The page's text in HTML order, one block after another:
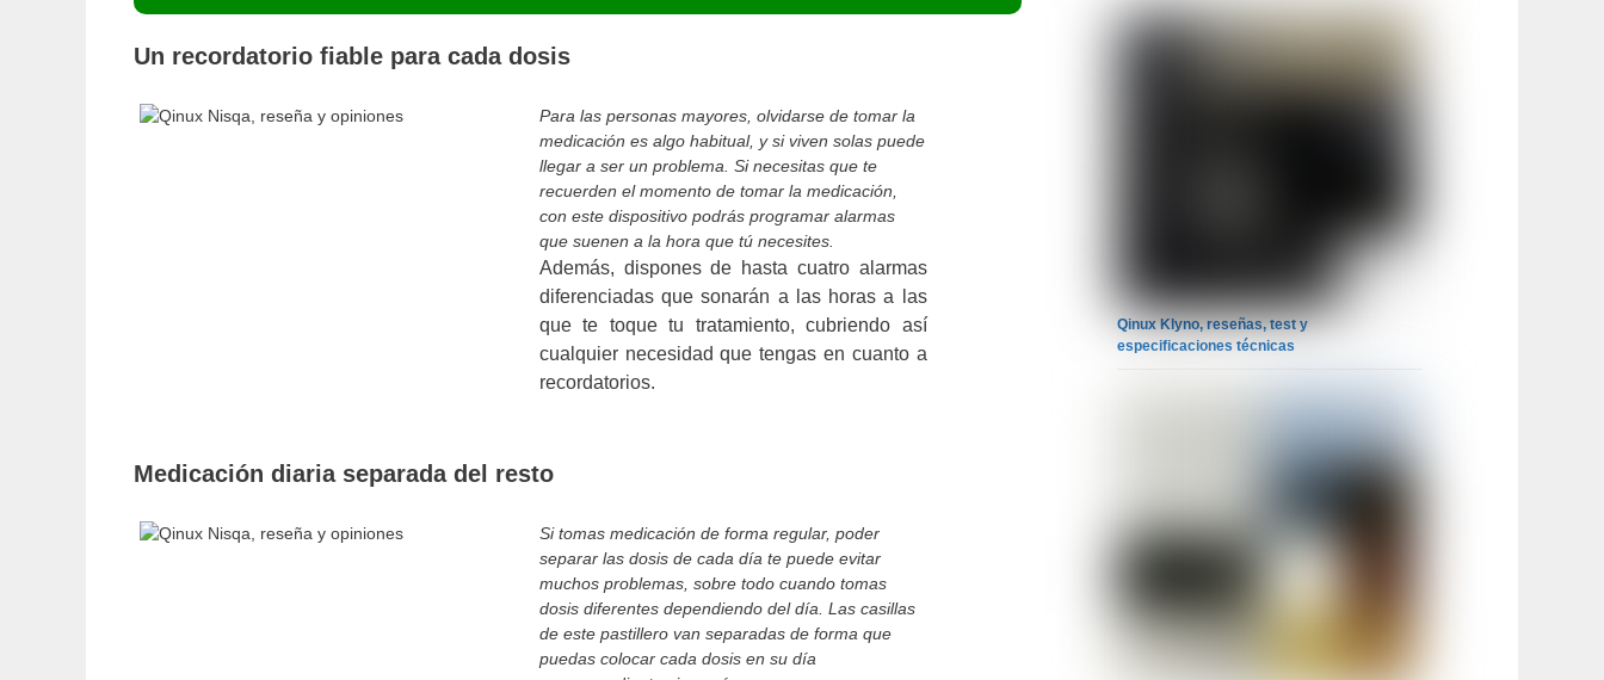
Un recordatorio fiable para cada dosis
Para las personas mayores, olvidarse de tomar la
medicación es algo habitual, y si viven solas puede
llegar a ser un problema. Si necesitas que te
recuerden el momento de tomar la medicación,
con este dispositivo podrás programar alarmas
que suenen a la hora que tú necesites.
Además, dispones de hasta cuatro alarmas
diferenciadas que sonarán a las horas a las
que te toque tu tratamiento, cubriendo así
cualquier necesidad que tengas en cuanto a
recordatorios.
Medicación diaria separada del resto
Si tomas medicación de forma regular, poder
separar las dosis de cada día te puede evitar
muchos problemas, sobre todo cuando tomas
dosis diferentes dependiendo del día. Las casillas
de este pastillero van separadas de forma que
puedas colocar cada dosis en su día
Qinux Klyno, reseñas, test y
especificaciones técnicas